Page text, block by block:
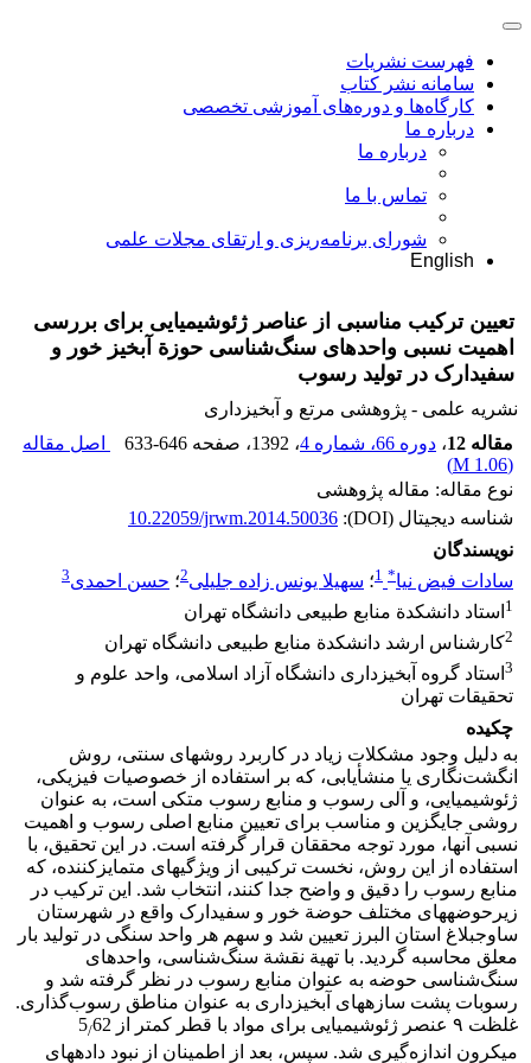
فهرست نشریات
سامانه نشر کتاب
کارگاه‌ها و دوره‌های آموزشی تخصصی
درباره ما
درباره ما
تماس با ما
شورای برنامه‌ریزی و ارتقای مجلات علمی
English
تعیین ترکیب مناسبی از عناصر ژئوشیمیایی برای بررسی
اهمیت نسبی واحدهای سنگ‌‌شناسی حوزة آبخیز خور و
سفیدارک در تولید رسوب
نشریه علمی - پژوهشی مرتع و آبخیزداری
مقاله 12
، دوره 66، شماره 4 ، 1392 ، صفحه 633-646
اصل مقاله
(
1.06 M
)
نوع مقاله: مقاله پژوهشی
شناسه دیجیتال (DOI):
10.22059/jrwm.2014.50036
نویسندگان
سادات فیض نیا*
1؛ سهیلا یونس زاده جلیلی2؛ حسن احمدی3
1 استاد دانشکدة منابع طبیعی دانشگاه تهران
2کارشناس ارشد دانشکدة منابع طبیعی دانشگاه تهران
3 استاد گروه آبخیزداری دانشگاه آزاد اسلامی، واحد علوم و
تحقیقات تهران
چکیده
به دلیل وجود مشکلات زیاد در کاربرد روش‏های سنتی، روش
انگشت‌نگاری یا منشأیابی، که بر استفاده از خصوصیات فیزیکی،
ژئوشیمیایی، و آلی رسوب و منابع رسوب متکی است، به عنوان
روشی جایگزین و مناسب برای تعیین منابع اصلی رسوب و اهمیت
نسبی آن‏ها، مورد توجه محققان قرار گرفته است. در این تحقیق، با
استفاده از این روش، نخست ترکیبی از ویژگی‏های متمایزکننده، که
منابع رسوب را دقیق و واضح جدا کنند، انتخاب شد. این ترکیب در
زیرحوضه‏های مختلف حوضة خور و سفیدارک واقع در شهرستان
ساوجبلاغ استان البرز تعیین شد و سهم هر واحد سنگی در تولید بار
معلق محاسبه گردید. با تهیة نقشة سنگ‌شناسی، واحدهای
سنگ‌شناسی حوضه به عنوان منابع رسوب در نظر گرفته شد و
رسوبات پشت سازه‏های آبخیزداری به عنوان مناطق رسوب‌گذاری.
غلظت ۹ عنصر ژئوشیمیایی برای مواد با قطر کمتر از 5
/62
میکرون اندازه‌گیری شد. سپس، بعد از اطمینان از نبود داده‏های